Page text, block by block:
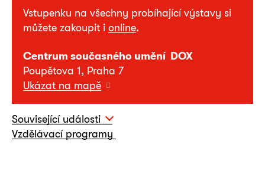
Vstupenku na všechny probíhající výstavy si
můžete zakoupit i online.
Centrum současného umění DOX
Poupětova 1, Praha 7
Ukázat na mapě
Související události
Vzdělávací programy